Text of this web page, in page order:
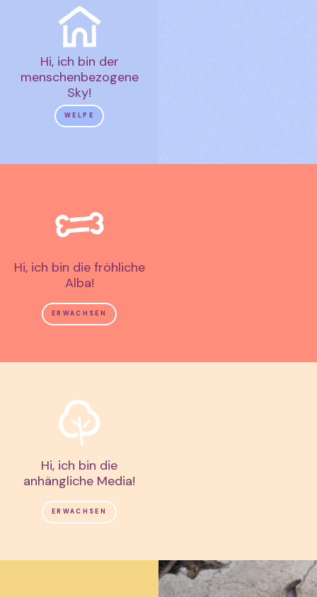
Hi, ich bin der
menschenbezogene
Sky!
WELPE
Hi, ich bin die fröhliche
Alba!
ERWACHSEN
Hi, ich bin die
anhängliche Media!
ERWACHSEN